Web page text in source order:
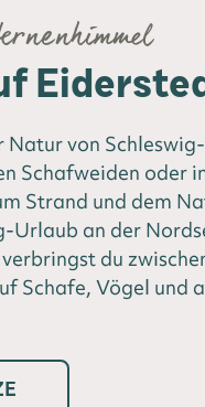
von
Schafweiden oder
Strand und dem
Urlaub an der
du
Schafe, Vögel und